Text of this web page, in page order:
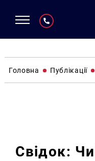
Головна Публікації
Свідок: